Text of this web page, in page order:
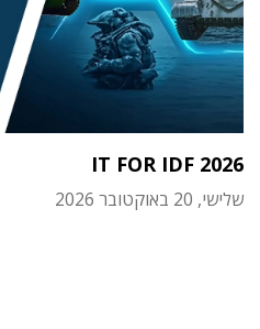
IT FOR IDF 2026
שלישי, 20 באוקטובר 2026